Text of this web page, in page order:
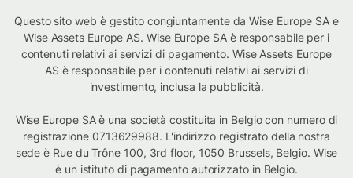
Questo sito web è gestito congiuntamente da Wise Europe SA e
Wise Assets Europe AS. Wise Europe SA è responsabile per i
contenuti relativi ai servizi di pagamento. Wise Assets Europe
AS è responsabile per i contenuti relativi ai servizi di
investimento, inclusa la pubblicità.
Wise Europe SA è una società costituita in Belgio con numero di
registrazione 0713629988. L'indirizzo registrato della nostra
sede è Rue du Trône 100, 3rd floor, 1050 Brussels, Belgio. Wise
è un istituto di pagamento autorizzato in Belgio.